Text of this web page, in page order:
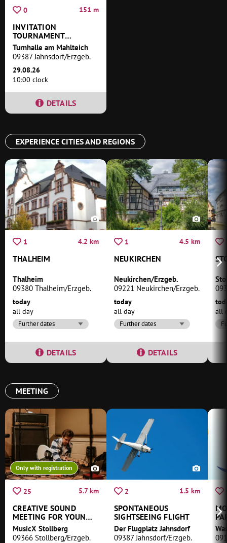
0 151 m
INVITATION
TOURNAMENT
HOSTED BY THE
JAHNSDORF TABLE
TENNIS CLUB, INC.
Turnhalle am Mahlteich
09387 Jahnsdorf/Erzgeb.
29.08.26
10:00 clock
DETAILS
EXPERIENCE CITIES AND REGIONS
1 4.2 km
THALHEIM
Thalheim
09380 Thalheim/Erzgeb.
today
all day
Further dates
DETAILS
1 4.5 km
NEUKIRCHEN
Neukirchen/Erzgeb.
09221 Neukirchen/Erzgeb.
today
all day
Further dates
DETAILS
all
MEETING
Only with registration
25 5.7 km
CREATIVE SOUND
MEETING FOR YOUNG
PEOPLE
MusicX Stollberg
09366 Stollberg/Erzgeb.
2 1.5 km
SPONTANEOUS
SIGHTSEEING FLIGHT
Der Flugplatz Jahnsdorf
09387 Jahnsdorf/Erzgeb.